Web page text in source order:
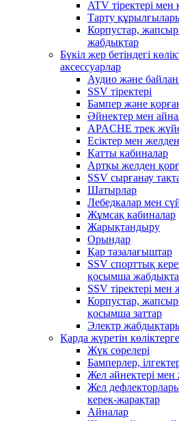
ATV тіректері мен
Тарту
Корпустар,
жабдықтар
Бүкіл жер бетіндегі
аксессуарлар
Аудио және
SSV тіректері
Бампер және
Әйнектер мен
APACHE трек
Есіктер мен
Қатты кабиналар
Артқы желден
SSV сырғанау
Шатырлар
Лебедкалар мен
Жұмсақ кабиналар
Жарықтандыру
Орындар
Қар тазалағыштар
SSV спорттық
қосымша
SSV тіректері
Корпустар,
қосымша заттар
Электр
Қарда жүретін
Жүк сөрелері
Бамперлер,
Жел әйнектері мен
Жел
керек-жарақтар
Айналар